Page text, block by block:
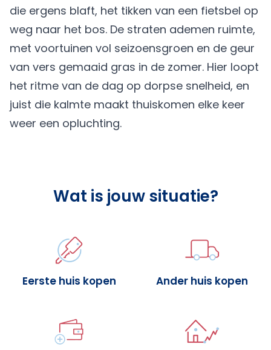
die ergens blaft, het tikken van een fietsbel op
weg naar het bos. De straten ademen ruimte,
met voortuinen vol seizoensgroen en de geur
van vers gemaaid gras in de zomer. Hier loopt
het ritme van de dag op dorpse snelheid, en
juist die kalmte maakt thuiskomen elke keer
weer een opluchting.
Wat is jouw situatie?
Eerste huis kopen Ander huis kopen